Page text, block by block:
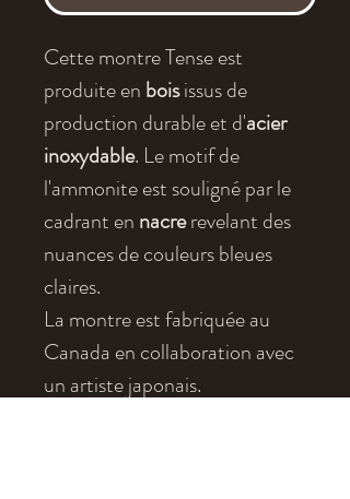
Cette montre Tense est
produite en boisissus de
production durable et d'acier
inoxydable. Le motif de
l'ammonite est souligné par le
cadrant en nacrerevelant des
nuances de couleurs bleues
claires.
La montre est fabriquée au
Canada en collaboration avec
un artiste japonais.